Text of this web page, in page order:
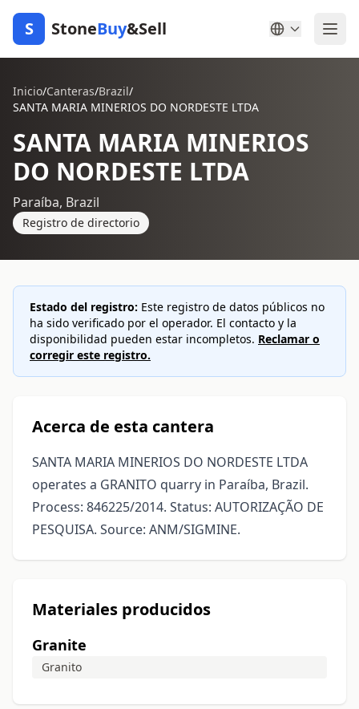
S StoneBuy&Sell
Inicio/Canteras/Brazil/
SANTA MARIA MINERIOS DO NORDESTE LTDA
SANTA MARIA MINERIOS
DO NORDESTE LTDA
Paraíba, Brazil
Registro de directorio
Estado del registro: Este registro de datos públicos no
ha sido verificado por el operador. El contacto y la
disponibilidad pueden estar incompletos. Reclamar o
corregir este registro.
Acerca de esta cantera
SANTA MARIA MINERIOS DO NORDESTE LTDA
operates a GRANITO quarry in Paraíba, Brazil.
Process: 846225/2014. Status: AUTORIZAÇÃO DE
PESQUISA. Source: ANM/SIGMINE.
Materiales producidos
Granite
Granito